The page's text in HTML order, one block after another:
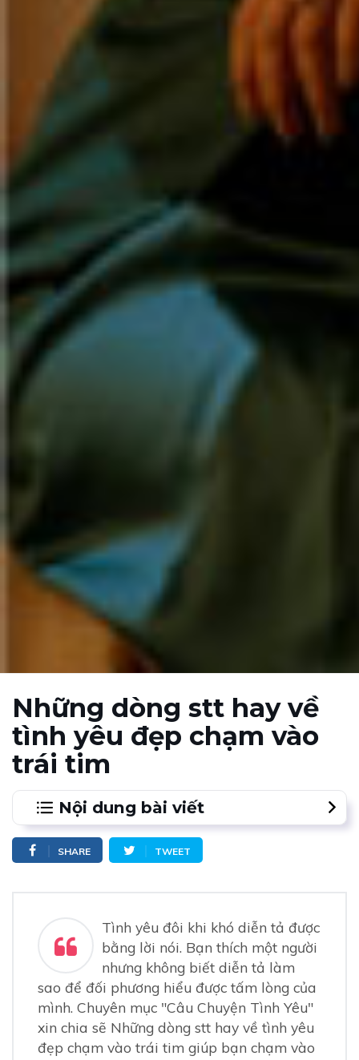
Những dòng stt hay về
tình yêu đẹp chạm vào
trái tim
Nội dung bài viết
1.** Dưới đây là một số dòng stt hay về tình yêu
đẹp các bạn có thể tham khảo thêm:
SHARE TWEET
Tình yêu đôi khi khó diễn tả được
bằng lời nói. Bạn thích một người
nhưng không biết diễn tả làm
sao để đối phương hiểu được tấm lòng của
mình. Chuyên mục "Câu Chuyện Tình Yêu"
xin chia sẽ Những dòng stt hay về tình yêu
đẹp chạm vào trái tim giúp bạn chạm vào